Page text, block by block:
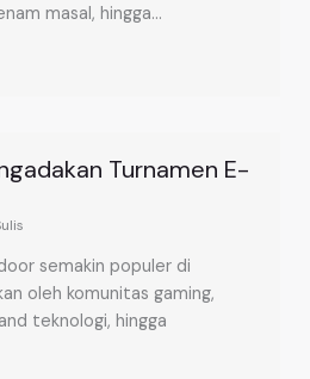
masal, hingga...
Turnamen E-
semakin populer di
oleh komunitas gaming,
teknologi, hingga